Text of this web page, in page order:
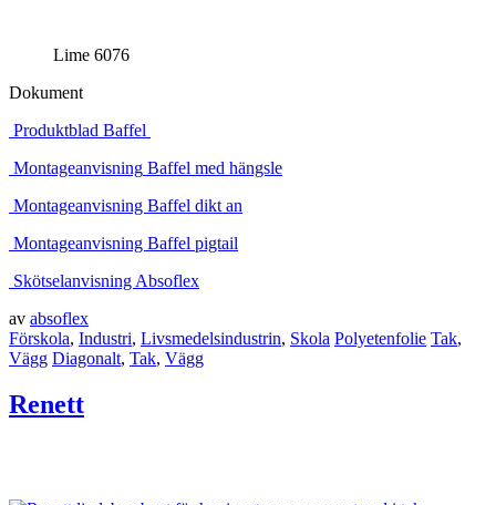
Lime 6076
Dokument
Produktblad Baffel
Montageanvisning Baffel med hängsle
Montageanvisning Baffel dikt an
Montageanvisning Baffel pigtail
Skötselanvisning Absoflex
av absoflex
Förskola, Industri, Livsmedelsindustrin, Skola Polyetenfolie Tak,
Vägg Diagonalt, Tak, Vägg
Renett